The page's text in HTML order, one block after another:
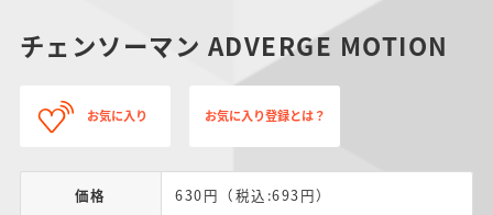
チェンソーマン ADVERGE MOTION
お気に入り お気に入り登録とは？
価格 630円（税込:693円）